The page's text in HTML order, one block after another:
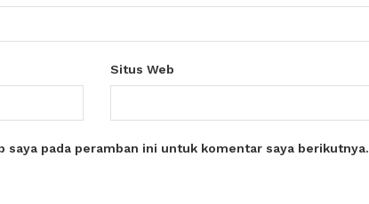
Situs Web
saya pada peramban ini untuk komentar saya berikutnya.